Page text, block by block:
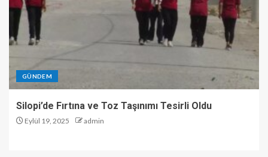
GÜNDEM
Silopi’de Fırtına ve Toz Taşınımı Tesirli Oldu
Eylül 19, 2025 admin